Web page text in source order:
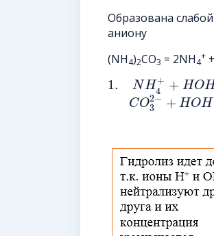
Образована
аниону
(NH4)2CO3 = 2NH4
+
1. NH +
4
+ HOH
CO2−
3
+ HOH